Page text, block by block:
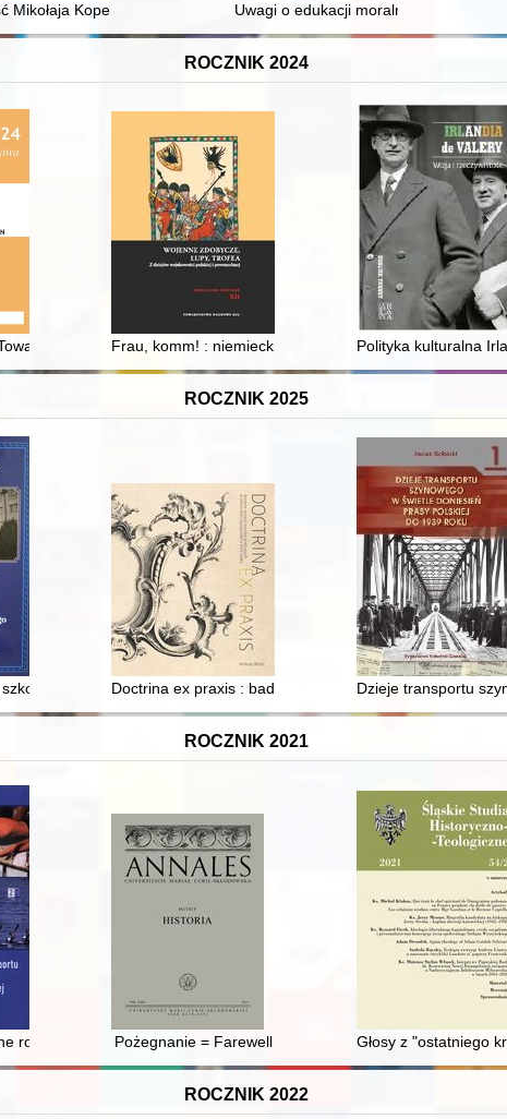
do dziś
Mikołaja Kopernika z rodu ŚlązakaUwagi o edukacji moralnej synów
ROCZNIK 2024
Przyjaciół Nauk Societas Scientiarum Litterarum Calisiensis
Frau, komm! : niemieckie kobiety jako zdobycze
Polityka kulturalna
ROCZNIK 2025
powszechnego w Rokietnicy : Szkoła Podstawowa im. Jana
Doctrina ex praxis : badania recepcji wzorów graficznych
Dzieje transportu
ROCZNIK 2021
(2014-2018)
rozwoju sportu i ruchu olimpijskiego w skali globalnej i regionalnej
Pożegnanie = Farewell Głosy z "ostatniego
ROCZNIK 2022